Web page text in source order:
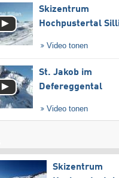
Skizentrum
Hochpustertal
Video tonen
St. Jakob im
Defereggental
Video tonen
Skizentrum